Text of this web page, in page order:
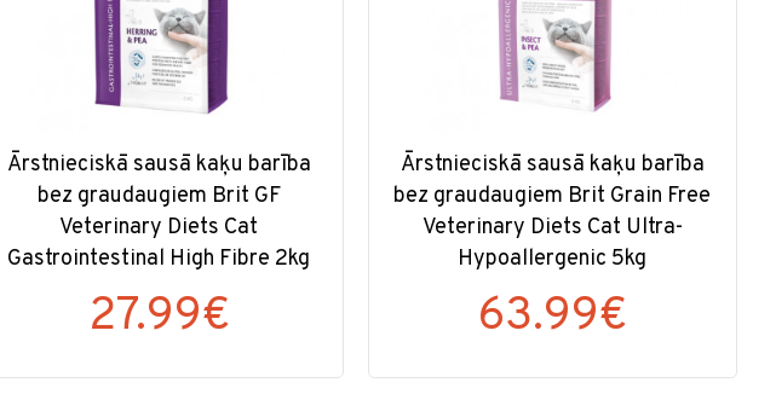
Ārstnieciskā sausā kaķu barība
bez graudaugiem Brit GF
Veterinary Diets Cat
Gastrointestinal High Fibre 2kg
27.99€
Ārstnieciskā sausā kaķu barība
bez graudaugiem Brit Grain Free
Veterinary Diets Cat Ultra-
Hypoallergenic 5kg
63.99€